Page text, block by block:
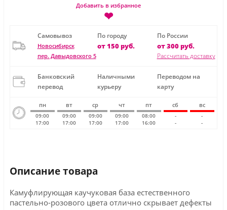
Добавить в избранное
❤
Самовывоз
Новосибирск
пер. Давыдовского 5
По городу
от 150 руб.
По России
от 300 руб.
Рассчитать доставку
Банковский
перевод
Наличными
курьеру
Переводом на
карту
пн вт ср чт пт сб вс
09:00
17:00
09:00
17:00
09:00
17:00
09:00
17:00
08:00
16:00
-
-
-
-
Описание товара
Камуфлирующая каучуковая база естественного
пастельно-розового цвета отлично скрывает дефекты